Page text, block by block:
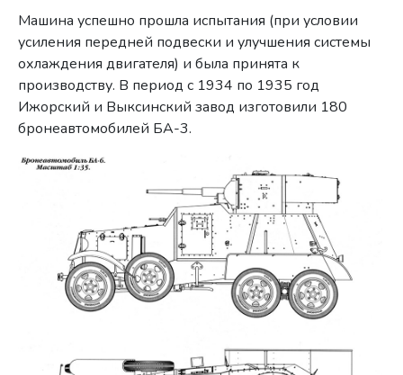
Машина успешно прошла испытания (при условии
усиления передней подвески и улучшения системы
охлаждения двигателя) и была принята к
производству. В период с 1934 по 1935 год
Ижорский и Выксинский завод изготовили 180
бронеавтомобилей БА-3.